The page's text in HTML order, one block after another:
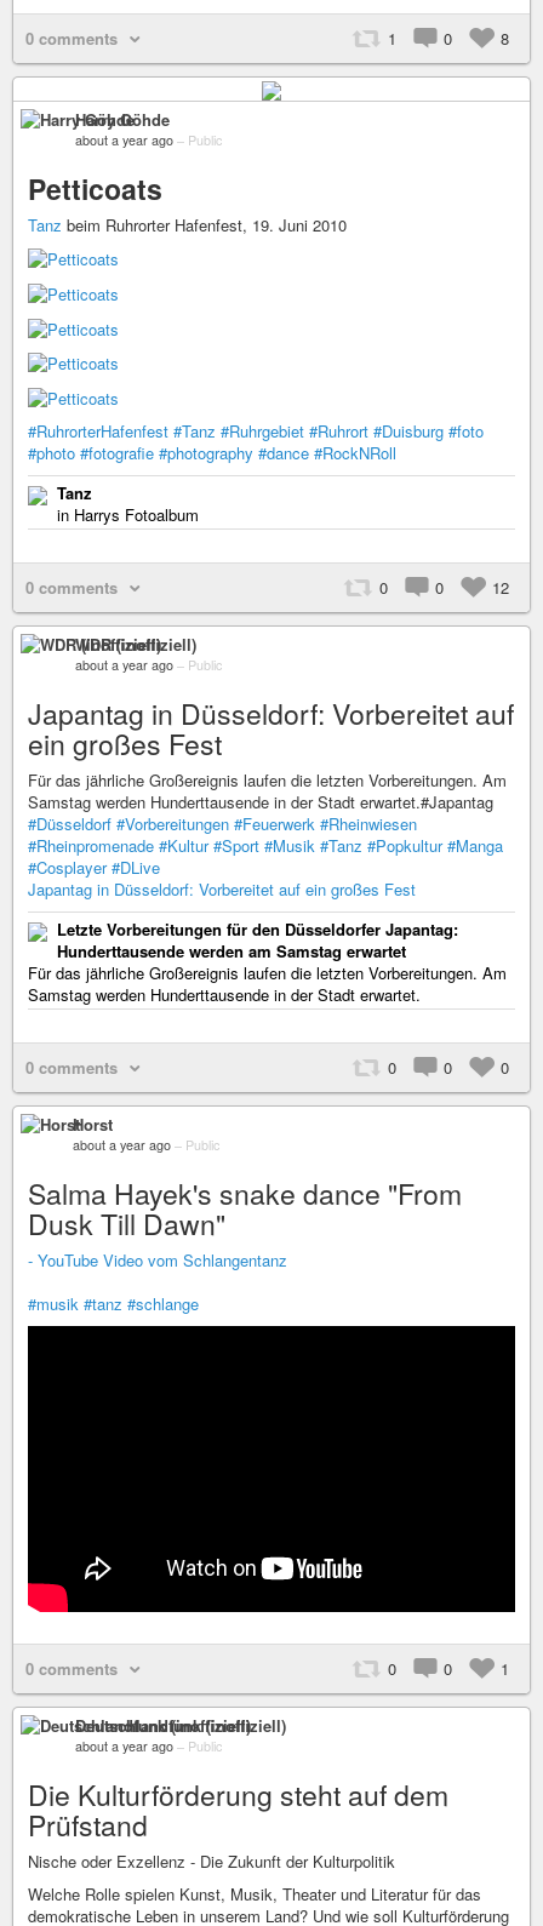
0 comments 1 0 8
Harry Göhde
about a year ago – Public
Petticoats
Tanz beim Ruhrorter Hafenfest, 19. Juni 2010
#RuhrorterHafenfest #Tanz #Ruhrgebiet #Ruhrort #Duisburg #foto
#photo #fotografie #photography #dance #RockNRoll
Tanz
in Harrys Fotoalbum
0 comments 0 0 12
WDR (inoffiziell)
about a year ago – Public
Japantag in Düsseldorf: Vorbereitet auf
ein großes Fest
Für das jährliche Großereignis laufen die letzten Vorbereitungen. Am
Samstag werden Hunderttausende in der Stadt erwartet.#Japantag
#Düsseldorf #Vorbereitungen #Feuerwerk #Rheinwiesen
#Rheinpromenade #Kultur #Sport #Musik #Tanz #Popkultur #Manga
#Cosplayer #DLive
Japantag in Düsseldorf: Vorbereitet auf ein großes Fest
Letzte Vorbereitungen für den Düsseldorfer Japantag:
Hunderttausende werden am Samstag erwartet
Für das jährliche Großereignis laufen die letzten Vorbereitungen. Am
Samstag werden Hunderttausende in der Stadt erwartet.
0 comments 0 0 0
Horst
about a year ago – Public
Salma Hayek's snake dance "From
Dusk Till Dawn"
- YouTube Video vom Schlangentanz
#musik #tanz #schlange
0 comments 0 0 1
Deutschlandfunk (inoffiziell)
about a year ago – Public
Die Kulturförderung steht auf dem
Prüfstand
Nische oder Exzellenz - Die Zukunft der Kulturpolitik
Welche Rolle spielen Kunst, Musik, Theater und Literatur für das
demokratische Leben in unserem Land? Und wie soll Kulturförderung